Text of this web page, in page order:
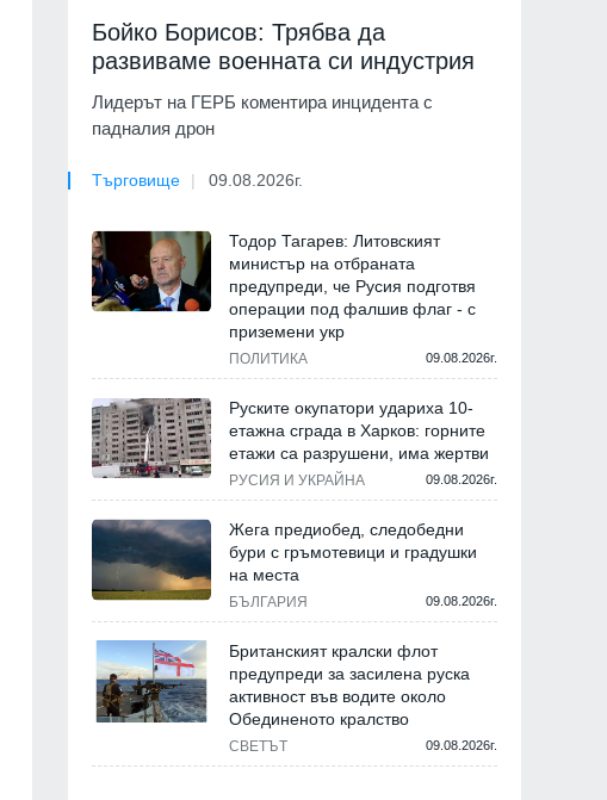
Бойко Борисов: Трябва да
развиваме военната си индустрия
Лидерът на ГЕРБ коментира инцидента с
падналия дрон
Търговище 09.08.2026г.
Тодор Тагарев: Литовският
министър на отбраната
предупреди, че Русия подготвя
операции под фалшив флаг - с
приземени укр
ПОЛИТИКА 09.08.2026г.
Руските окупатори удариха 10-
етажна сграда в Харков: горните
етажи са разрушени, има жертви
РУСИЯ И УКРАЙНА 09.08.2026г.
Жега предиобед, следобедни
бури с гръмотевици и градушки
на места
БЪЛГАРИЯ 09.08.2026г.
Британският кралски флот
предупреди за засилена руска
активност във водите около
Обединеното кралство
СВЕТЪТ 09.08.2026г.